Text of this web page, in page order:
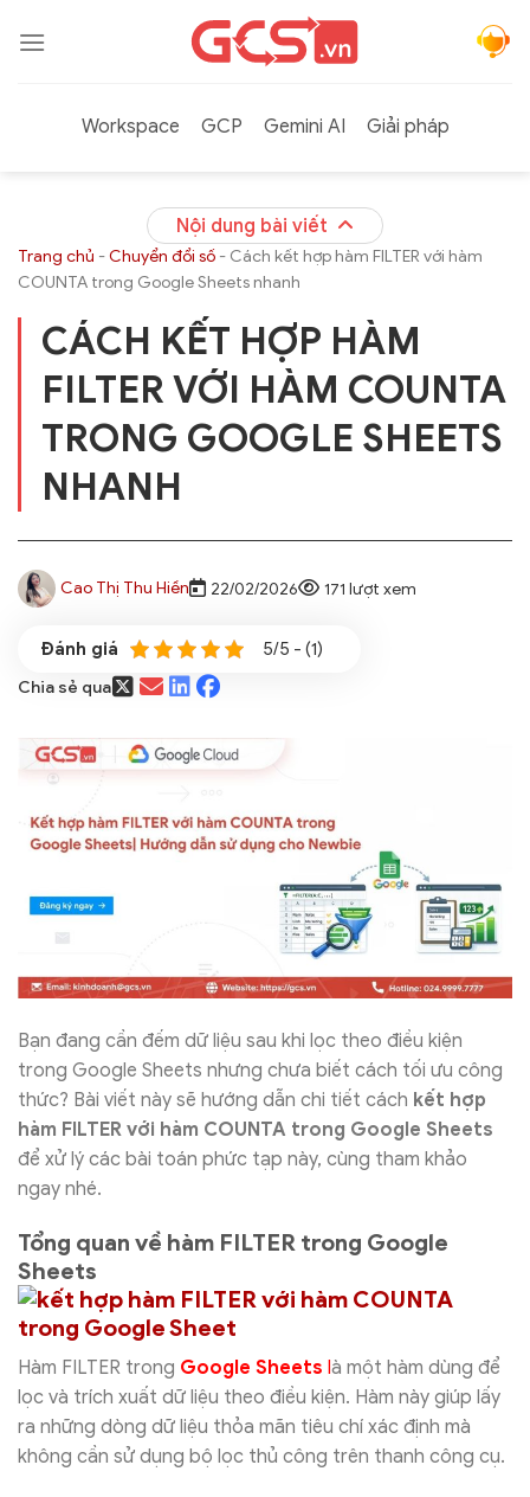
qua
Workspace
GCP Gemini AI Giải pháp
Nội dung bài viết
Trang chủ -Chuyển đổi số - Cách kết hợp hàm FILTER với hàm
COUNTA trong Google Sheets nhanh
CÁCH KẾT HỢP HÀM
FILTER VỚI HÀM COUNTA
TRONG GOOGLE SHEETS
NHANH
Cao Thị Thu Hiền 22/02/2026 171 lượt xem
5/5 - (1)
Chia sẻ qua
Bạn đang cần đếm dữ liệu sau khi lọc theo điều kiện
trong Google Sheets nhưng chưa biết cách tối ưu công
thức? Bài viết này sẽ hướng dẫn chi tiết cách kết hợp
hàm FILTER với hàm COUNTA trong Google Sheets
để xử lý các bài toán phức tạp này, cùng tham khảo
ngay nhé.
Tổng quan về hàm FILTER trong Google
Sheets
Hàm FILTER trong Google Sheets là một hàm dùng để
lọc và trích xuất dữ liệu theo điều kiện. Hàm này giúp lấy
ra những dòng dữ liệu thỏa mãn tiêu chí xác định mà
không cần sử dụng bộ lọc thủ công trên thanh công cụ.